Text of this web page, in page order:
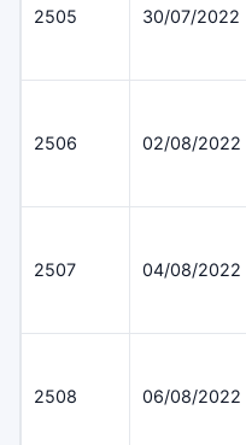
2505 30/07/2022
2506 02/08/2022
2507 04/08/2022
2508 06/08/2022